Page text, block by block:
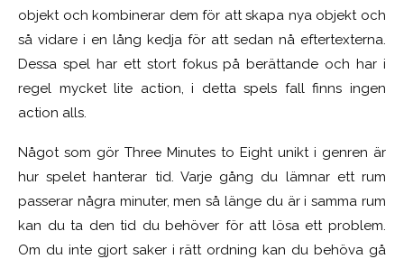
objekt och kombinerar dem för att skapa nya objekt och
så vidare i en lång kedja för att sedan nå eftertexterna.
Dessa spel har ett stort fokus på berättande och har i
regel mycket lite action, i detta spels fall finns ingen
action alls.
Något som gör Three Minutes to Eight unikt i genren är
hur spelet hanterar tid. Varje gång du lämnar ett rum
passerar några minuter, men så länge du är i samma rum
kan du ta den tid du behöver för att lösa ett problem.
Om du inte gjort saker i rätt ordning kan du behöva gå